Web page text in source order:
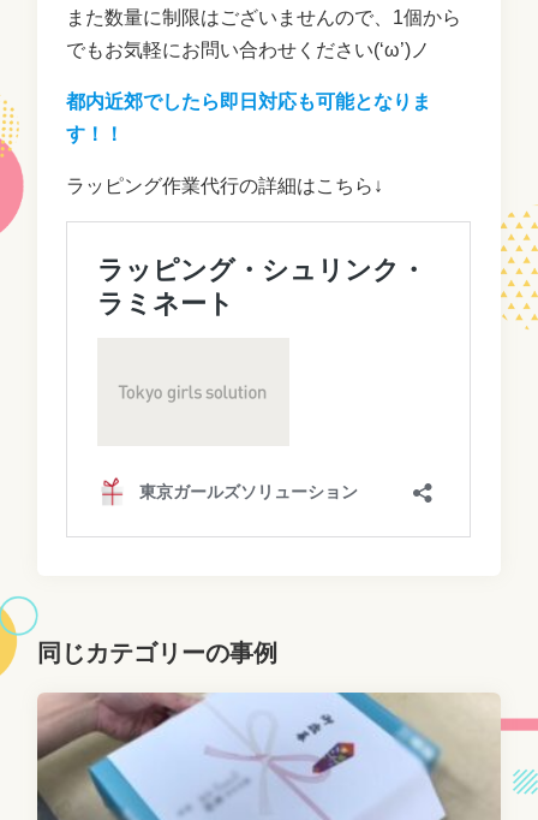
また数量に制限はございませんので、1個から
でもお気軽にお問い合わせください(‘ω’)ノ
都内近郊でしたら即日対応も可能となりま
す！！
ラッピング作業代行の詳細はこちら↓
同じカテゴリーの事例